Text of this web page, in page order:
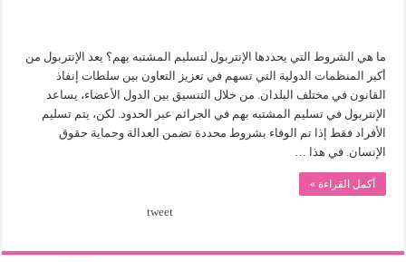
ما هي الشروط التي يحددها الإنتربول لتسليم المشتبه بهم؟ يعد الإنتربول من
أكبر المنظمات الدولية التي تسهم في تعزيز التعاون بين سلطات إنفاذ
القانون في مختلف البلدان. من خلال التنسيق بين الدول الأعضاء، يساعد
الإنتربول في تسليم المشتبه بهم في الجرائم عبر الحدود. لكن، يتم تسليم
الأفراد فقط إذا تم الوفاء بشروط محددة تضمن العدالة وحماية حقوق
الإنسان. في هذا …
أكمل القراءة »
tweet